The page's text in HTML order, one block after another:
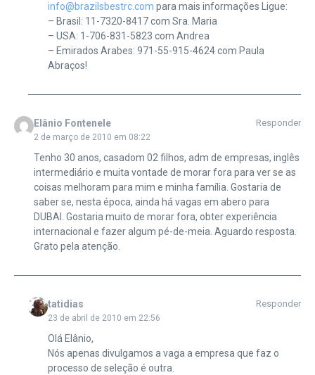
info@brazilsbestrc.com para mais informações Ligue:
– Brasil: 11-7320-8417 com Sra. Maria
– USA: 1-706-831-5823 com Andrea
– Emirados Arabes: 971-55-915-4624 com Paula
Abraços!
Elânio Fontenele
2 de março de 2010 em 08:22
Responder
Tenho 30 anos, casadom 02 filhos, adm de empresas, inglês
intermediário e muita vontade de morar fora para ver se as
coisas melhoram para mim e minha família. Gostaria de
saber se, nesta época, ainda há vagas em abero para
DUBAI. Gostaria muito de morar fora, obter experiência
internacional e fazer algum pé-de-meia. Aguardo resposta.
Grato pela atenção.
tatidias
23 de abril de 2010 em 22:56
Responder
Olá Elânio,
Nós apenas divulgamos a vaga a empresa que faz o
processo de seleção é outra.